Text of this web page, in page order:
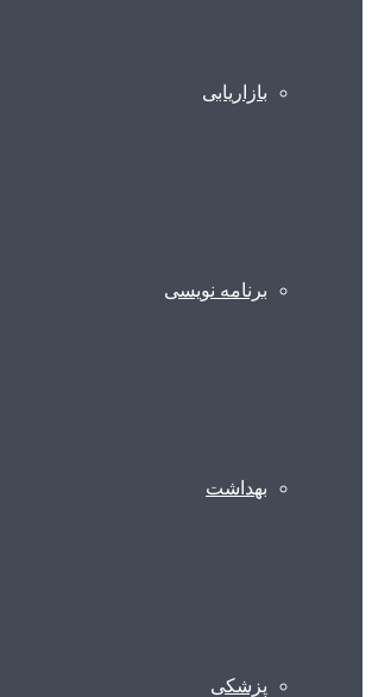
بازاریابی
برنامه نویسی
بهداشت
پزشکی